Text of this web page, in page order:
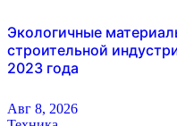
Экологичные
строительной
2023 года
Авг 8, 2026